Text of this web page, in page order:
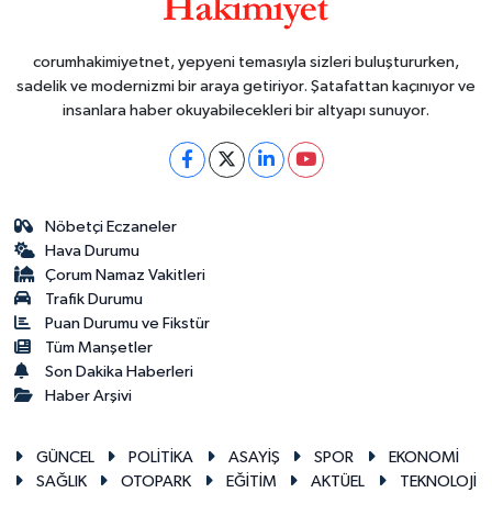
corumhakimiyetnet, yepyeni temasıyla sizleri buluştururken,
sadelik ve modernizmi bir araya getiriyor. Şatafattan kaçınıyor ve
insanlara haber okuyabilecekleri bir altyapı sunuyor.
Nöbetçi Eczaneler
Hava Durumu
Çorum Namaz Vakitleri
Trafik Durumu
Puan Durumu ve Fikstür
Tüm Manşetler
Son Dakika Haberleri
Haber Arşivi
GÜNCEL POLİTİKA ASAYİŞ SPOR
EKONOMİ
SAĞLIK
OTOPARK EĞİTİM AKTÜEL TEKNOLOJİ